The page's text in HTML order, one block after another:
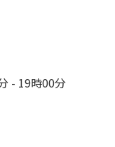
- 19時00分